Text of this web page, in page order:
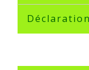
Déclaration